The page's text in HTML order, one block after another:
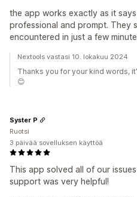
the app works exactly as it
professional and prompt. They
encountered in just a few
Nextools vastasi 10. lokakuu 2024
Thanks you for your kind words,
😊
This app solved all of our
support was very helpful!
Syster P
Ruotsi
3 päivää sovelluksen käyttöä